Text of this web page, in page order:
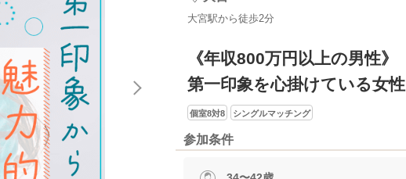
大宮駅から徒歩2分
《年収800万円以上の男性》
第一印象を心掛けている女性
個室8対8 シングルマッチング
参加条件